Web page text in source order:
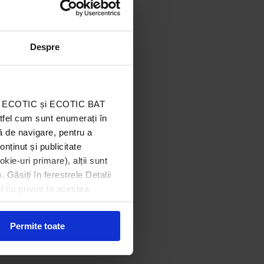
Despre
și ECOTIC BAT
cum sunt enumerați în
de navigare, pentru a
și publicitate
uri primare), alții sunt
Găsiți în ferestrele Detalii
privire la acestea.
Permite toate
nr. 11, Braila